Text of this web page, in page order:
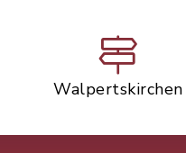
Walpertskirchen